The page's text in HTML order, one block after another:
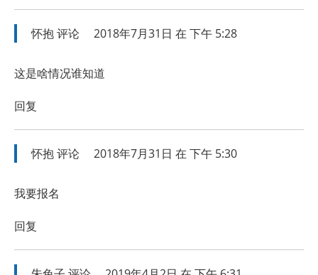
怀抱评论 2018年7月31日 在 下午 5:28
这是啥情况谁知道
回复
怀抱评论 2018年7月31日 在 下午 5:30
我要报名
回复